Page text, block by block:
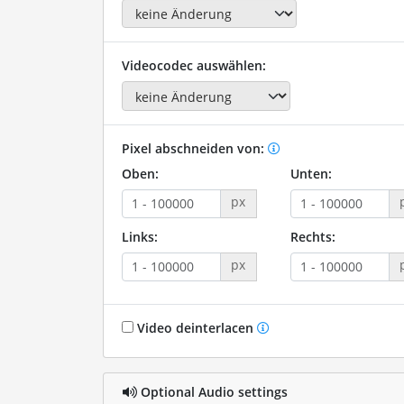
Videocodec auswählen:
Pixel abschneiden von:
Oben:
px
Unten:
Links:
px
Rechts:
Video deinterlacen
Optional Audio settings